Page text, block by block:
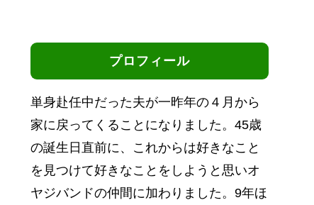
プロフィール
単身赴任中だった夫が一昨年の４月から
家に戻ってくることになりました。45歳
の誕生日直前に、これからは好きなこと
を見つけて好きなことをしようと思いオ
ヤジバンドの仲間に加わりました。9年ほ